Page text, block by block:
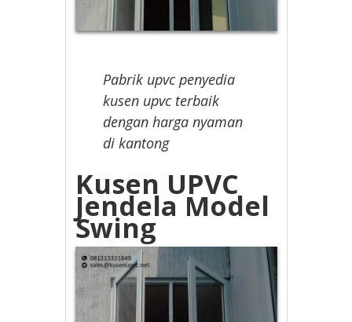
Pabrik upvc penyedia
kusen upvc terbaik
dengan harga nyaman
di kantong
Kusen UPVC
Jendela Model
Swing